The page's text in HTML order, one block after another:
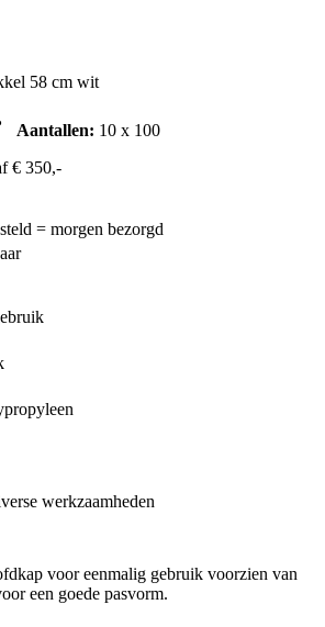
Aantallen: 10 x 100
€ 350,-
= morgen bezorgd
werkzaamheden
voor eenmalig gebruik voorzien van
een goede pasvorm.